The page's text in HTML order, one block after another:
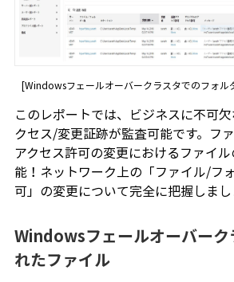
[Windowsフェールオーバークラスタでのフォル
このレポートでは、ビジネスに不可
クセス/変更証跡が監査可能です。フ
アクセス許可の変更におけるファイ
能！ネットワーク上の「ファイル/フ
可」の変更について完全に把握しまし
Windowsフェールオーバーク
れたファイル